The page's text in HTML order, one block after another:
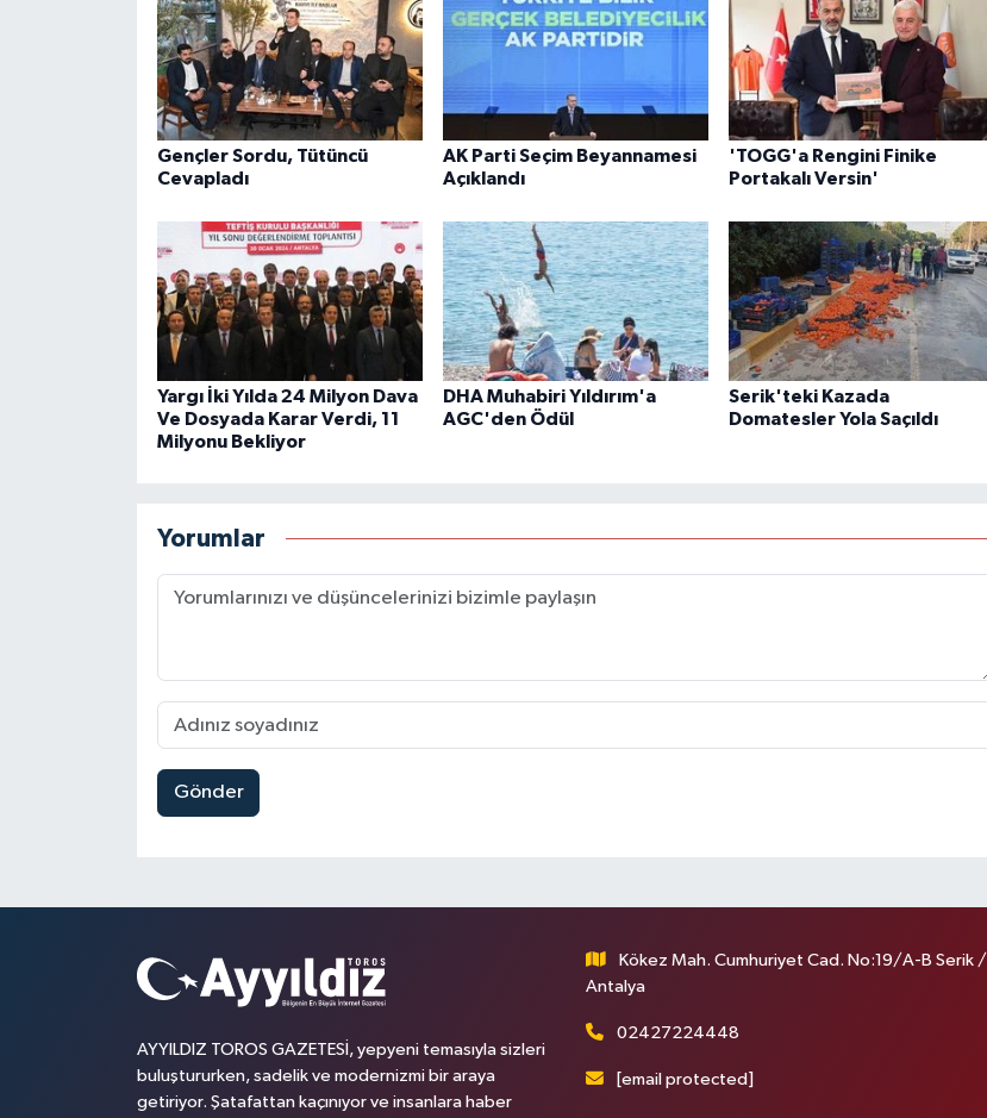
Gençler Sordu, Tütüncü
Cevapladı
AK Parti Seçim Beyannamesi
Açıklandı
'TOGG'a Rengini Finike
Portakalı Versin'
Yargı İki Yılda 24 Milyon Dava
Ve Dosyada Karar Verdi, 11
Milyonu Bekliyor
DHA Muhabiri Yıldırım'a
AGC'den Ödül
Serik'teki Kazada
Domatesler Yola Saçıldı
Yorumlar
Gönder
AYYILDIZ TOROS GAZETESİ, yepyeni temasıyla sizleri
buluştururken, sadelik ve modernizmi bir araya
getiriyor. Şatafattan kaçınıyor ve insanlara haber
Kökez Mah. Cumhuriyet Cad. No:19/A-B Serik /
Antalya
02427224448
[email protected]